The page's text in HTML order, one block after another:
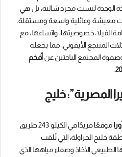
الوحدة ليست مجرد شاليه، بل هي
معيشة وعائلية واسعة ومستقلة.
الفيلا، خصوصيتها، واتساعها، مع
المنتجع الأيقوني، مما يجعله
وصفوة المجتمع الباحثين عن أفخم
المصرية”: خليج
موقعًا فريدًا في الكيلو 243 طريق
خليج الجراولة، التي تُلقب
الطبيعي الأخاذ وصفاء مياهها الذي